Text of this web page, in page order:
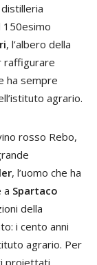
, l’albero della
raffigurare
ha sempre
agrario.
rosso Rebo,
, l’uomo che ha
a Spartaco
della
i cento anni
agrario. Per
proiettati